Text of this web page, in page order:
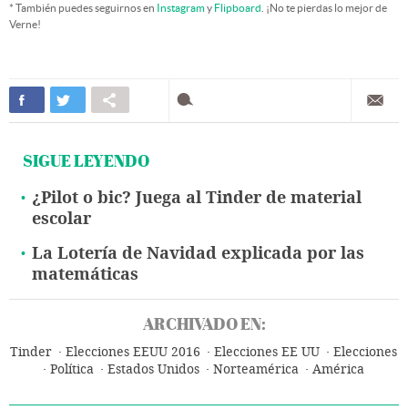
* También puedes seguirnos en Instagramy Flipboard . ¡No te pierdas lo mejor de
Verne!
SIGUE LEYENDO
¿Pilot o bic? Juega al Tinder de material
escolar
La Lotería de Navidad explicada por las
matemáticas
ARCHIVADO EN:
Tinder Elecciones EEUU 2016 Elecciones EE UU
Elecciones
Política
Estados Unidos Norteamérica América